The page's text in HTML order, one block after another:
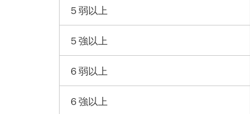
５弱以上
５強以上
６弱以上
６強以上